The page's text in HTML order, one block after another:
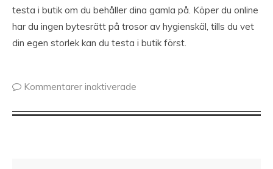
testa i butik om du behåller dina gamla på. Köper du online
har du ingen bytesrätt på trosor av hygienskäl, tills du vet
din egen storlek kan du testa i butik först.
Kommentarer inaktiverade